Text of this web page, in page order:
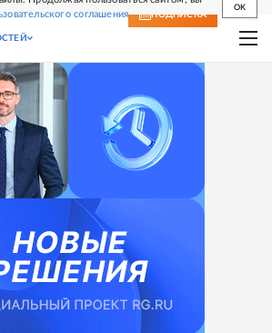
соглашения
OK
ПОДПИСКА